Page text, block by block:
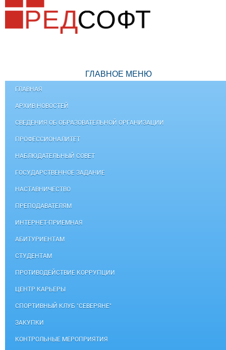
ГЛАВНОЕ МЕНЮ
ГЛАВНАЯ
АРХИВ НОВОСТЕЙ
СВЕДЕНИЯ ОБ ОБРАЗОВАТЕЛЬНОЙ ОРГАНИЗАЦИИ
ПРОФЕССИОНАЛИТЕТ
НАБЛЮДАТЕЛЬНЫЙ СОВЕТ
ГОСУДАРСТВЕННОЕ ЗАДАНИЕ
НАСТАВНИЧЕСТВО
ПРЕПОДАВАТЕЛЯМ
ИНТЕРНЕТ-ПРИЕМНАЯ
АБИТУРИЕНТАМ
СТУДЕНТАМ
ПРОТИВОДЕЙСТВИЕ КОРРУПЦИИ
ЦЕНТР КАРЬЕРЫ
СПОРТИВНЫЙ КЛУБ "СЕВЕРЯНЕ"
ЗАКУПКИ
КОНТРОЛЬНЫЕ МЕРОПРИЯТИЯ